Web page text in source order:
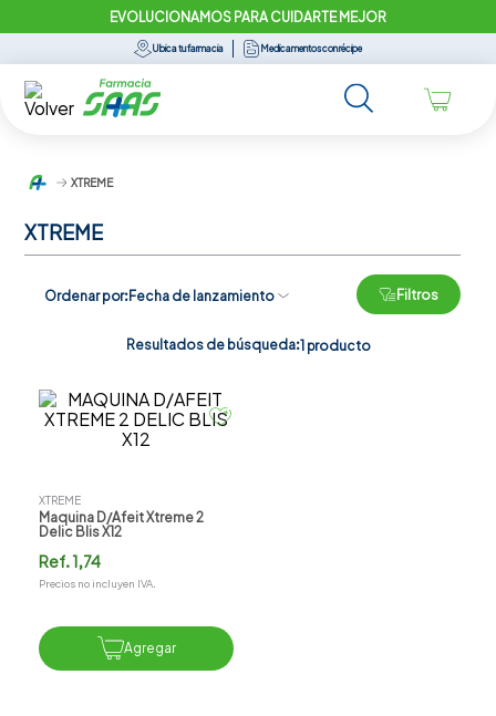
EVOLUCIONAMOS PARA CUIDARTE MEJOR
Ubica tu farmacia Medicamentos con récipe
XTREME
XTREME
Ordenar por Fecha de lanzamiento Filtros
Resultados de búsqueda:1 producto
XTREME
Maquina D/afeit Xtreme 2
Delic Blis X12
Ref.1,74
Precios no incluyen IVA.
Agregar